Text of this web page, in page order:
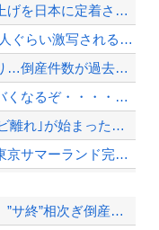
高市総理「物価上昇を上回る賃上げを日本に定着させる」→国家公務員の月給大幅増額(...
【画像】 パパ活待機中の子が20人ぐらい激写されるｗｗｗｗｗｗｗｗｗｗｗ
スマホゲー業界、終わりの始まり…倒産件数が過去最多ペース「数億円かけても爆ﾀﾋ」
【警告】日本国民達、ガチでヤバくなるぞ・・・・・・
👴"テレビ大好き"高齢者の｢テレビ離れ｣が始まった…10代後半～20代の約7割...
【実況・感想】THE鬼タイジ【東京サマーランド完全占拠】VIVANT超大物俳優＆...
【動画】舞空術を使う都知事？！いきなり空を飛び出すｗｗｗｗ
【悲報】スマホゲーム会社さん、”サ終”相次ぎ倒産しまくってる模様